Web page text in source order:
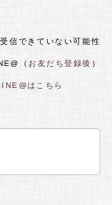
信できていない可能性
（お友だち登録後 ）
はこちら